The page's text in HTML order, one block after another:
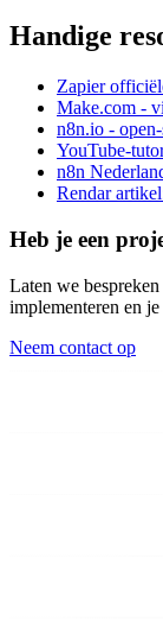
Handige
Zapier
Make.com -
n8n.io -
YouTube-
n8n
Rendar
Heb je een
Laten we
implementeren en
Neem contact op